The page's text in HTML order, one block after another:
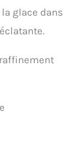
glace dans